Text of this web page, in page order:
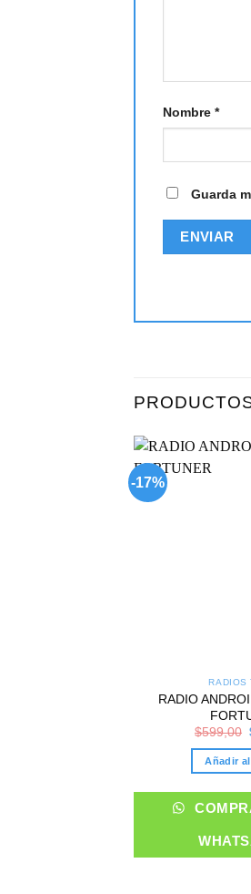
Nombre *
Guarda
-17%
RADIOS
RADIO
$599,00
Añadir